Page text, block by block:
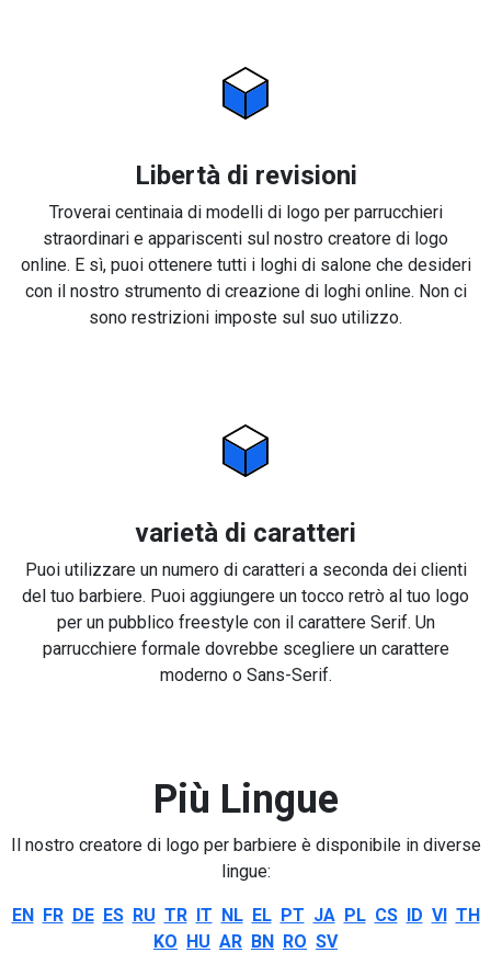
Libertà di revisioni
Troverai centinaia di modelli di logo per parrucchieri
straordinari e appariscenti sul nostro creatore di logo
online. E sì, puoi ottenere tutti i loghi di salone che desideri
con il nostro strumento di creazione di loghi online. Non ci
sono restrizioni imposte sul suo utilizzo.
varietà di caratteri
Puoi utilizzare un numero di caratteri a seconda dei clienti
del tuo barbiere. Puoi aggiungere un tocco retrò al tuo logo
per un pubblico freestyle con il carattere Serif. Un
parrucchiere formale dovrebbe scegliere un carattere
moderno o Sans-Serif.
Più Lingue
Il nostro creatore di logo per barbiere è disponibile in diverse
lingue:
EN FR DE ES RU TR IT NL EL PT JA PL CS ID VI TH
KO HU AR BN RO SV